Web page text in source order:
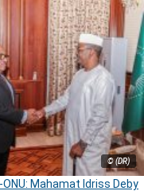
© (DR)
Mahamat Idriss Deby